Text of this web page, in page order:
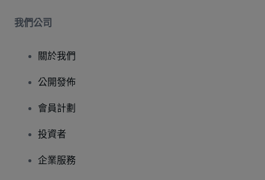
我們公司
關於我們
公開發佈
會員計劃
投資者
企業服務